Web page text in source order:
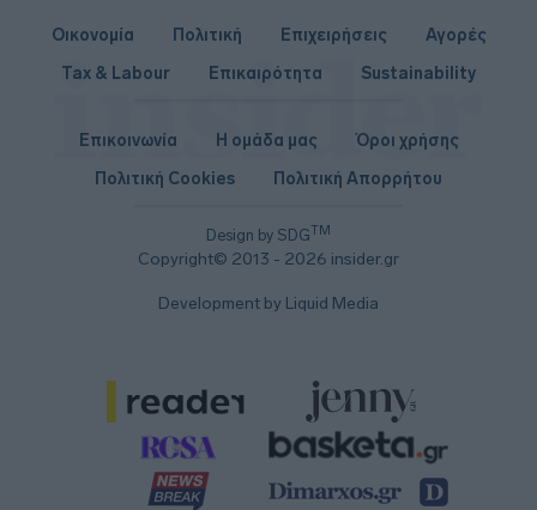
Οικονομία Πολιτική Επιχειρήσεις
Αγορές
Tax & Labour
Επικαιρότητα Sustainability
Design by SDGTM
Copyright© 2013 - 2026 insider.gr
Επικοινωνία Η ομάδα μας
Όροι χρήσης
Πολιτική Cookies
Πολιτική Απορρήτου
Development by Liquid Media